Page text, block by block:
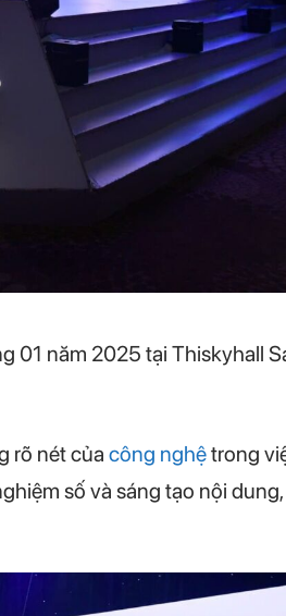
01 năm 2025 tại Thiskyhall
rõ nét của công nghệtrong
số và sáng tạo nội